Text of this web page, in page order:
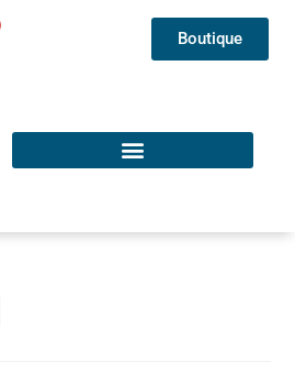
Boutique